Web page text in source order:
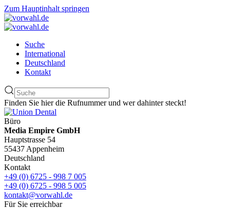
Zum Hauptinhalt springen
Suche
International
Deutschland
Kontakt
Finden Sie hier die Rufnummer und wer dahinter steckt!
Büro
Media Empire GmbH
Hauptstrasse 54
55437 Appenheim
Deutschland
Kontakt
+49 (0) 6725 - 998 7 005
+49 (0) 6725 - 998 5 005
kontakt@vorwahl.de
Für Sie erreichbar